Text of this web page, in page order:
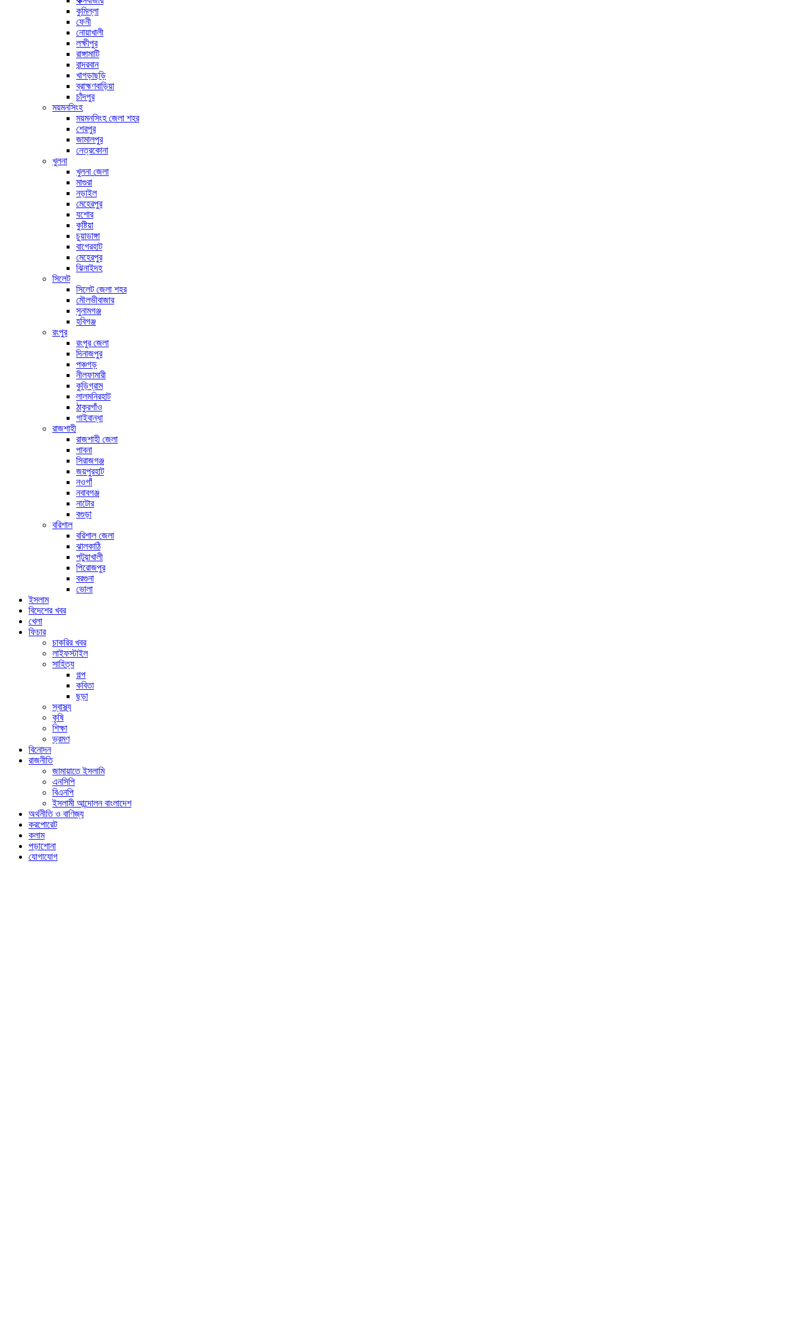
কুমিল্লা
ফেনী
নোয়াখালী
লক্ষীপুর
রাঙ্গামাটি
বান্দরবান
খাগড়াছড়ি
ব্রাহ্মণবাড়িয়া
চাঁদপুর
ময়মনসিংহ
ময়মনসিংহ জেলা শহর
শেরপুর
জামালপুর
নেত্রকোনা
খুলনা
খুলনা জেলা
মাগুরা
নড়াইল
মেহেরপুর
যশোর
কুষ্টিয়া
চুয়াডাঙ্গা
বাগেরহাট
মেহেরপুর
ঝিনাইদহ
সিলেট
সিলেট জেলা শহর
মৌলভীবাজার
সুনামগঞ্জ
হবিগঞ্জ
রংপুর
রংপুর জেলা
দিনাজপুর
পঞ্চগড়
নীলফামারী
কুড়িগ্রাম
লালমনিরহাট
ঠাকুরগাঁও
গাইবান্ধা
রাজশাহী
রাজশাহী জেলা
পাবনা
সিরাজগঞ্জ
জয়পুরহাট
নওগাঁ
নবাবগঞ্জ
নাটোর
বগুড়া
বরিশাল
বরিশাল জেলা
ঝালকাঠি
পটুয়াখালী
পিরোজপুর
বরগুনা
ভোলা
ইসলাম
বিদেশের খবর
খেলা
ফিচার
চাকরির খবর
লাইফস্টাইল
সাহিত্য
গল্প
কবিতা
ছড়া
স্বাস্থ্য
কৃষি
শিক্ষা
ভ্রমণ
বিনোদন
রাজনীতি
জামায়াতে ইসলামি
এনসিপি
বিএনপি
ইসলামী আন্দোলন বাংলাদেশ
অর্থনীতি ও বাণিজ্য
করপোরেট
কলাম
পড়াশোনা
যোগাযোগ